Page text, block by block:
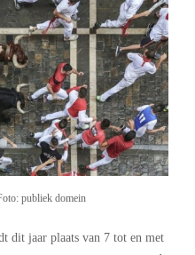
publiek domein
dit jaar plaats van 7 tot en met